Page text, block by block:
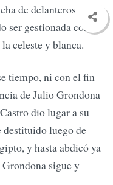
de delanteros
ser gestionada con
celeste y blanca.
tiempo, ni con el fin
de Julio Grondona
dio lugar a su
luego de
y hasta abdicó ya
sigue y